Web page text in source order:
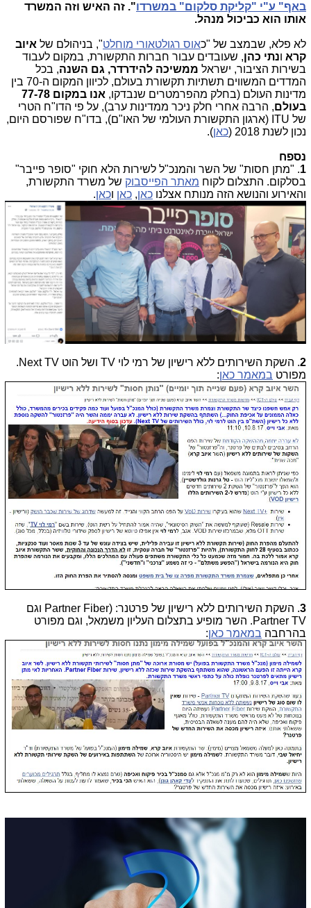
באף" ע"י "קליקת סלקום" במשרדו". זה האיש וזה המשרד
אותו הוא כביכול מנהל.
לא פלא, שבמצב של "כאוס רגולטאורי מוחלט", בניהולם של איוב
קרא ונתי כהן, שעובדים עבור חברות התקשורת, במקום לעבוד
בשירות הציבור, ישראל ממשיכה להידרדר, גם השנה, בכל
המדדים המשווים תשתיות תקשורת בעולם, לכיוון המקום ה-70 בין
מדינות העולם (בחלק מהפרמטרים שנבדקו,
אנו במקום 77-78
בעולם, הרבה אחרי חלק ניכר ממדינות ערב), על פי הדו"ח הטרי
של ITU (ארגון התקשורת העולמי של האו"ם), בדו"ח שפורסם היום,
נכון לשנת 2018 (
כאן).
נספח
1. "מתן חסות" של השר והמנכ"ל לשירות הלא חוקי "סופר פייבר"
בסלקום. התצלום לקוח מאתר הפייסבוק של משרד התקשורת,
והאירוע והנושא הזה מנותח אצלנו כאן, כאן וכאן.
2
. השקת השירותים ללא רישיון של רמי לוי TV ושל הוט Next TV.
מפורט במאמר כאן:
3
. השקת השירותים ללא רישיון של פרטנר: (Partner Fiber וגם
Partner TV. השר מופיע בתצלום העליון משמאל, וגם מפורט
בהרחבה במאמר כאן: